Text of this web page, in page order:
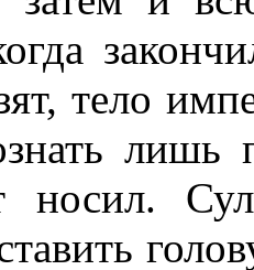
тело
лишь
носил.